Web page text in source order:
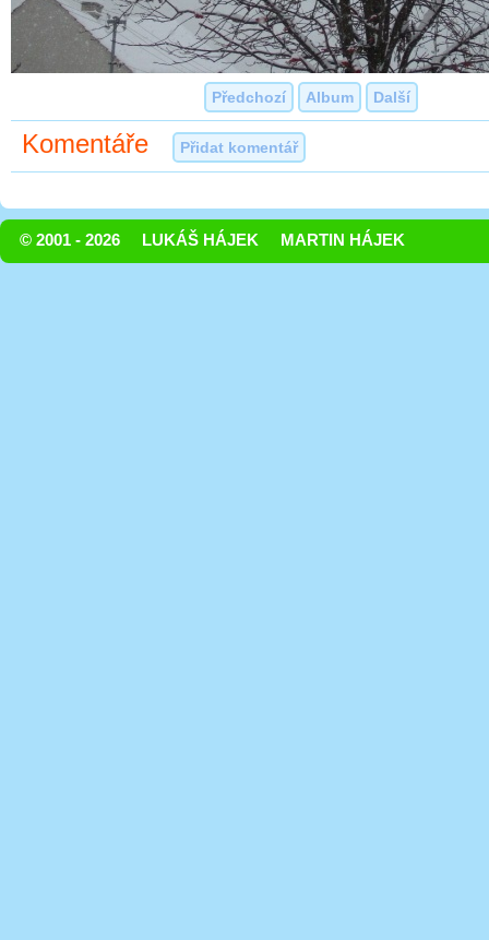
Předchozí Album Další
Komentáře Přidat komentář
© 2001 - 2026 LUKÁŠ HÁJEK MARTIN HÁJEK